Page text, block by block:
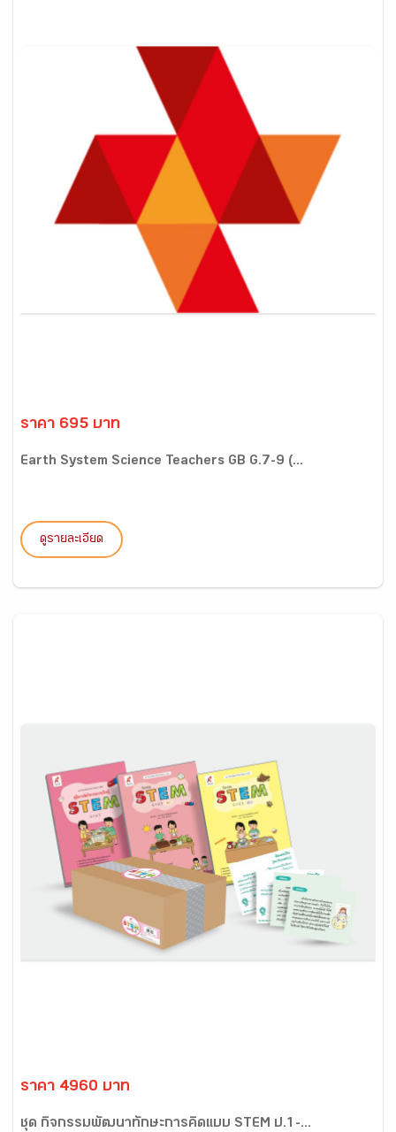
ราคา 695 บาท
Earth System Science Teachers GB G.7-9 (...
ดูรายละเอียด
ราคา 4960 บาท
ชุด กิจกรรมพัฒนาทักษะการคิดแบบ STEM ป.1-...